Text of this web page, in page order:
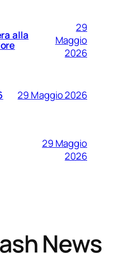
alla
29
Maggio
2026
29 Maggio 2026
29 Maggio
2026
News